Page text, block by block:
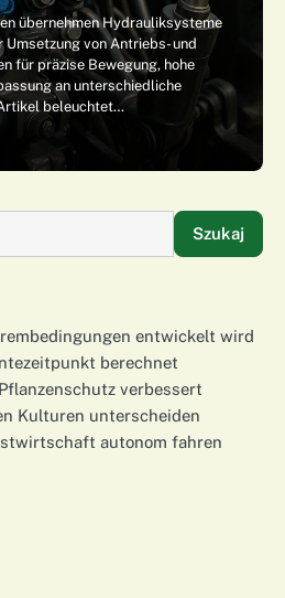
übernehmen Hydrauliksysteme
von Antriebs- und
für präzise Bewegung, hohe
an unterschiedliche
beleuchtet…
Szukaj
entwickelt wird
berechnet
verbessert
Kulturen unterscheiden
autonom fahren